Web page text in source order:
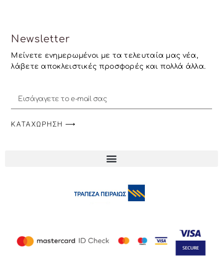
Newsletter
Μείνετε ενημερωμένοι με τα τελευταία μας νέα,
λάβετε αποκλειστικές προσφορές και πολλά άλλα.
ΚΑΤΑΧΏΡΗΣΗ ⟶